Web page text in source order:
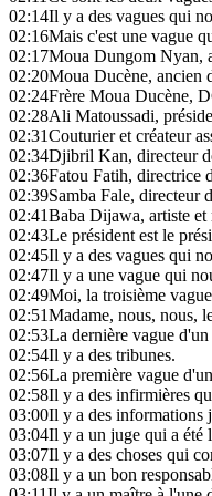
02:14Il y a des vagues qui
02:16Mais c'est une vague
02:17Moua Dungom Nyan,
02:20Moua Ducène, ancien
02:24Frère Moua Ducène,
02:28Ali Matoussadi,
02:31Couturier et créateur
02:34Djibril Kan, directeur
02:36Fatou Fatih, directrice
02:39Samba Fale, directeur
02:41Baba Dijawa, artiste et
02:43Le président est le
02:45Il y a des vagues qui
02:47Il y a une vague qui
02:49Moi, la troisième
02:51Madame, nous, nous,
02:53La dernière vague
02:54Il y a des tribunes.
02:56La première vague
02:58Il y a des infirmières
03:00Il y a des informations
03:04Il y a un juge qui a été
03:07Il y a des choses qui
03:08Il y a un bon